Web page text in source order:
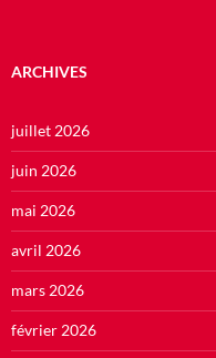
ARCHIVES
juillet 2026
juin 2026
mai 2026
avril 2026
mars 2026
février 2026